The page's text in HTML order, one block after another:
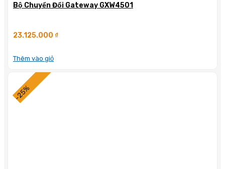
Bộ Chuyển Đổi Gateway GXW4501
23.125.000 ₫
Thêm vào giỏ
-25%